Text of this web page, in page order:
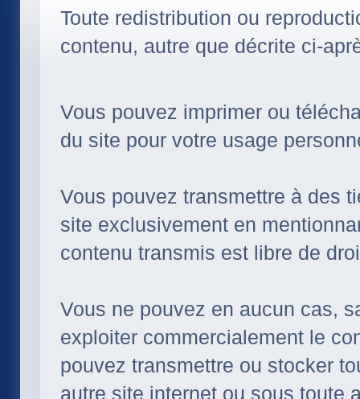
Toute redistribution ou
contenu, autre que décrite ci-
Vous pouvez imprimer ou
du site pour votre usage
Vous pouvez transmettre à des
site exclusivement en
contenu transmis est libre de
Vous ne pouvez en aucun cas,
exploiter commercialement le
pouvez transmettre ou stocker
autre site internet ou sous toute